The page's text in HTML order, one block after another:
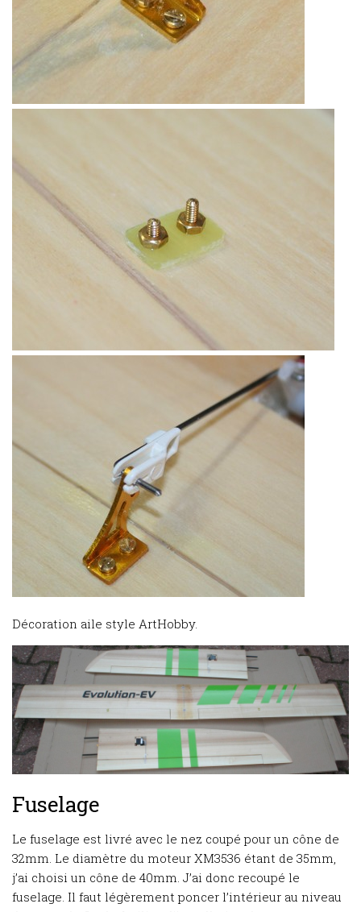
Décoration aile style ArtHobby.
Fuselage
Le fuselage est livré avec le nez coupé pour un cône de
32mm. Le diamètre du moteur XM3536 étant de 35mm,
j’ai choisi un cône de 40mm. J’ai donc recoupé le
fuselage. Il faut légèrement poncer l’intérieur au niveau